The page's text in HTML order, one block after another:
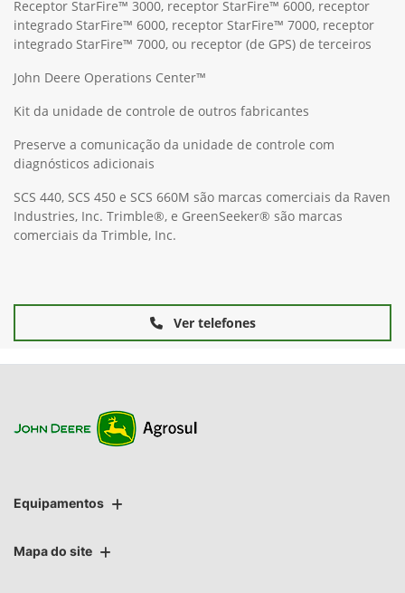
Receptor StarFire™ 3000, receptor StarFire™ 6000, receptor
integrado StarFire™ 6000, receptor StarFire™ 7000, receptor
integrado StarFire™ 7000, ou receptor (de GPS) de terceiros
John Deere Operations Center™
Kit da unidade de controle de outros fabricantes
Preserve a comunicação da unidade de controle com
diagnósticos adicionais
SCS 440, SCS 450 e SCS 660M são marcas comerciais da Raven
Industries, Inc. Trimble®, e GreenSeeker® são marcas
comerciais da Trimble, Inc.
Ver telefones
Equipamentos
Mapa do site